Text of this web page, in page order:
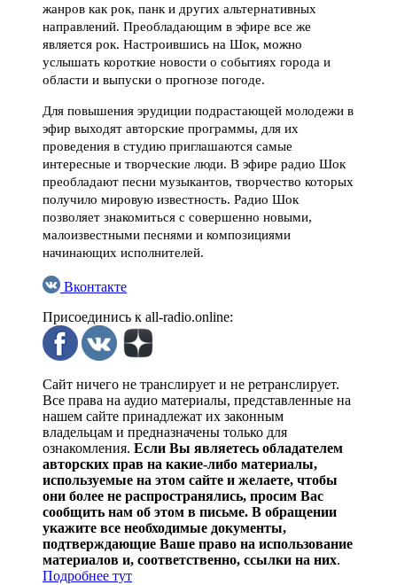
жанров как рок, панк и других альтернативных
направлений. Преобладающим в эфире все же
является рок. Настроившись на Шок, можно
услышать короткие новости о событиях города и
области и выпуски о прогнозе погоде.
Для повышения эрудиции подрастающей молодежи в
эфир выходят авторские программы, для их
проведения в студию приглашаются самые
интересные и творческие люди. В эфире радио Шок
преобладают песни музыкантов, творчество которых
получило мировую известность. Радио Шок
позволяет знакомиться с совершенно новыми,
малоизвестными песнями и композициями
начинающих исполнителей.
Вконтакте
Присоединись к all-radio.online:
Сайт ничего не транслирует и не ретранслирует.
Все права на аудио материалы, представленные на
нашем сайте принадлежат их законным
владельцам и предназначены только для
ознакомления. Если Вы являетесь обладателем
авторских прав на какие-либо материалы,
используемые на этом сайте и желаете, чтобы
они более не распространялись, просим Вас
сообщить нам об этом в письме. В обращении
укажите все необходимые документы,
подтверждающие Ваше право на использование
материалов и, соответственно, ссылки на них.
Подробнее тут